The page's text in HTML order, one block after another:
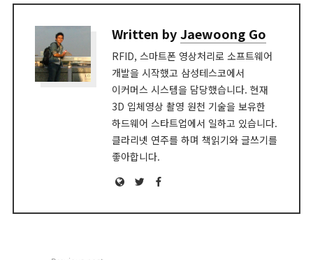
Written byJaewoong Go
RFID, 스마트폰 영상처리로 소프트웨어
개발을 시작했고 삼성테스코에서
이커머스 시스템을 담당했습니다. 현재
3D 입체영상 촬영 원천 기술을 보유한
하드웨어 스타트업에서 일하고 있습니다.
클라리넷 연주를 하며 책읽기와 글쓰기를
좋아합니다.
Website
TwitterFacebook